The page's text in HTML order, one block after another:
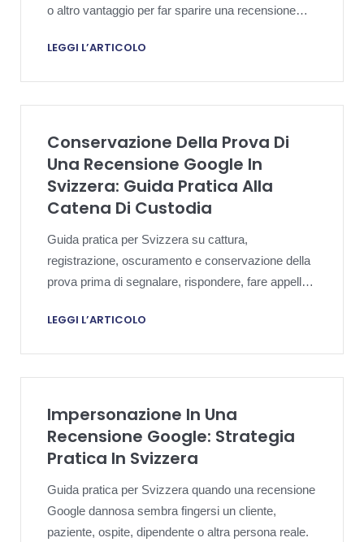
o altro vantaggio per far sparire una recensione
Google e regole locali di tutela del consumatore.
LEGGI L’ARTICOLO
Conservazione Della Prova Di
Una Recensione Google In
Svizzera: Guida Pratica Alla
Catena Di Custodia
Guida pratica per Svizzera su cattura,
registrazione, oscuramento e conservazione della
prova prima di segnalare, rispondere, fare appello
LEGGI L’ARTICOLO
Impersonazione In Una
Recensione Google: Strategia
Pratica In Svizzera
Guida pratica per Svizzera quando una recensione
Google dannosa sembra fingersi un cliente,
paziente, ospite, dipendente o altra persona reale.